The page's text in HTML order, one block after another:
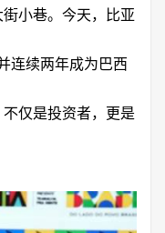
小巷。今天，比亚
连续两年成为巴西
仅是投资者，更是